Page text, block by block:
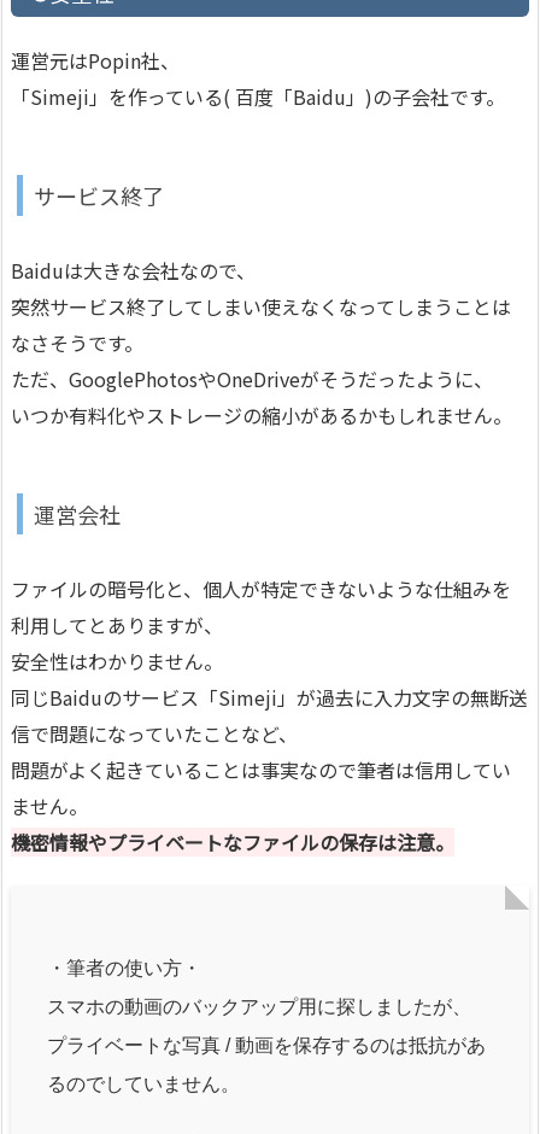
運営元はPopin社、
「Simeji」を作っている( 百度「Baidu」)の子会社です。
サービス終了
Baiduは大きな会社なので、
突然サービス終了してしまい使えなくなってしまうことは
なさそうです。
ただ、GooglePhotosやOneDriveがそうだったように、
いつか有料化やストレージの縮小があるかもしれません。
運営会社
ファイルの暗号化と、個人が特定できないような仕組みを
利用してとありますが、
安全性はわかりません。
同じBaiduのサービス「Simeji」が過去に入力文字の無断送
信で問題になっていたことなど、
問題がよく起きていることは事実なので筆者は信用してい
ません。
機密情報やプライベートなファイルの保存は注意。
・筆者の使い方・
スマホの動画のバックアップ用に探しましたが、
プライベートな写真 / 動画を保存するのは抵抗があ
るのでしていません。